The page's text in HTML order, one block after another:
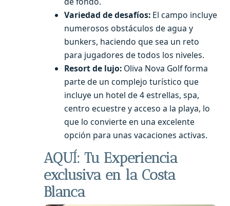
Variedad de desafíos: El campo incluye
numerosos obstáculos de agua y
bunkers, haciendo que sea un reto
para jugadores de todos los niveles.
Resort de lujo: Oliva Nova Golf forma
parte de un complejo turístico que
incluye un hotel de 4 estrellas, spa,
centro ecuestre y acceso a la playa, lo
que lo convierte en una excelente
opción para unas vacaciones activas.
AQUÍ: Tu Experiencia
exclusiva en la Costa
Blanca